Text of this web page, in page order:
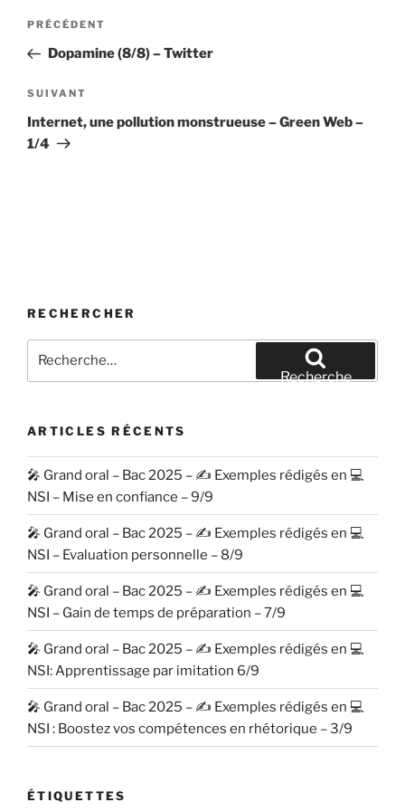
Navigation
l’article
Article
précédent
PRÉCÉDENT
Dopamine (8/8) – Twitter
Article
suivant
SUIVANT
Internet, une pollution monstrueuse – Green Web –
1/4
RECHERCHER
pour
Recherche
ARTICLES RÉCENTS
🎤 Grand oral – Bac 2025 – ✍️ Exemples rédigés en 💻
NSI – Mise en confiance – 9/9
🎤 Grand oral – Bac 2025 – ✍️ Exemples rédigés en 💻
NSI – Evaluation personnelle – 8/9
🎤 Grand oral – Bac 2025 – ✍️ Exemples rédigés en 💻
NSI – Gain de temps de préparation – 7/9
🎤 Grand oral – Bac 2025 – ✍️ Exemples rédigés en 💻
NSI: Apprentissage par imitation 6/9
🎤 Grand oral – Bac 2025 – ✍️ Exemples rédigés en 💻
NSI : Boostez vos compétences en rhétorique – 3/9
ÉTIQUETTES